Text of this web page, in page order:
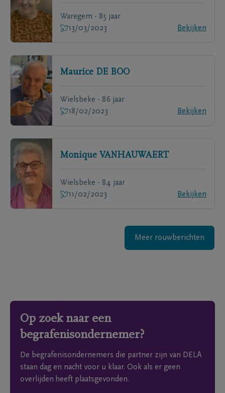
Waregem - 85 jaar
13/03/2023
Bekijken
Maurice DE BOO
Wielsbeke - 86 jaar
18/02/2023
Bekijken
Monique VANHAUWAERT
Wielsbeke - 84 jaar
11/02/2023
Bekijken
Meer rouwberichten
Op zoek naar een
begrafenisondernemer?
De begrafenisondernemers die partner zijn van DELA
staan dag en nacht voor u klaar. Ook als er geen
overlijden heeft plaatsgevonden.